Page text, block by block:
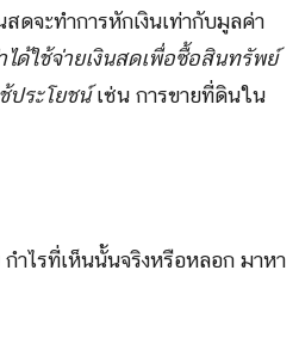
ดจะทำการหักเงินเท่ากับมูลค่า
ด้ใช้จ่ายเงินสดเพื่อซื้อสินทรัพย์
ประโยชน์เช่น การขายที่ดินใน
ำไรที่เห็นนั้นจริงหรือหลอก มาหา